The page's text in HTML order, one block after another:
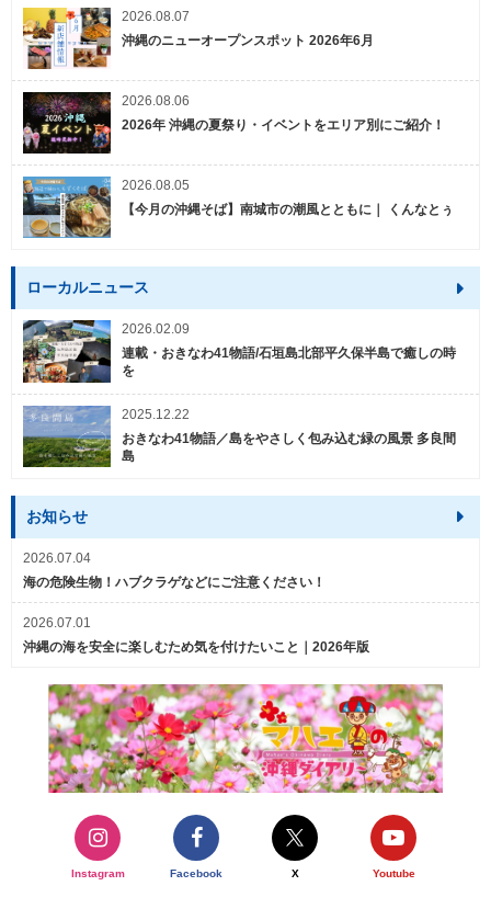
2026.08.07
沖縄のニューオープンスポット 2026年6月
2026.08.06
2026年 沖縄の夏祭り・イベントをエリア別にご紹介！
2026.08.05
【今月の沖縄そば】南城市の潮風とともに｜ くんなとぅ
ローカルニュース
2026.02.09
連載・おきなわ41物語/石垣島北部平久保半島で癒しの時
を
2025.12.22
おきなわ41物語／島をやさしく包み込む緑の風景 多良間
島
お知らせ
2026.07.04
海の危険生物！ハブクラゲなどにご注意ください！
2026.07.01
沖縄の海を安全に楽しむため気を付けたいこと｜2026年版
Instagram Facebook X Youtube